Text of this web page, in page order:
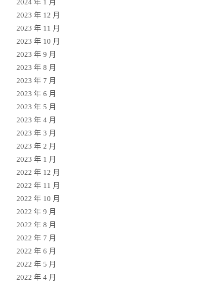
2024 年 1 月
2023 年 12 月
2023 年 11 月
2023 年 10 月
2023 年 9 月
2023 年 8 月
2023 年 7 月
2023 年 6 月
2023 年 5 月
2023 年 4 月
2023 年 3 月
2023 年 2 月
2023 年 1 月
2022 年 12 月
2022 年 11 月
2022 年 10 月
2022 年 9 月
2022 年 8 月
2022 年 7 月
2022 年 6 月
2022 年 5 月
2022 年 4 月